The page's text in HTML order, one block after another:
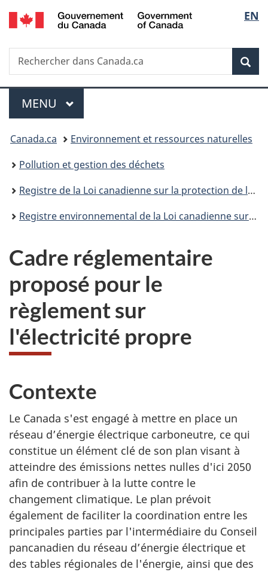
Passer
au
principal
Passer
à
Au
du
Passer
à
version
simplifiée
de
la
EN
Recherche
Rechercher
dans
Menu
MENU PRINCIPAL
Vous
êtes
ici :
Canada.ca
Environnement et ressources naturelles
Pollution et gestion des déchets
Registre de la Loi canadienne sur la protection de l’environnement
Registre environnemental de la Loi canadienne sur la protection de l’environnement : publications
Cadre réglementaire
proposé pour le
règlement sur
l'électricité propre
Contexte
Le Canada s'est engagé à mettre en place un
réseau d’énergie électrique carboneutre, ce qui
constitue un élément clé de son plan visant à
atteindre des émissions nettes nulles d'ici 2050
afin de contribuer à la lutte contre le
changement climatique. Le plan prévoit
également de faciliter la coordination entre les
principales parties par l'intermédiaire du Conseil
pancanadien du réseau d’énergie électrique et
des tables régionales de l'énergie, ainsi que des